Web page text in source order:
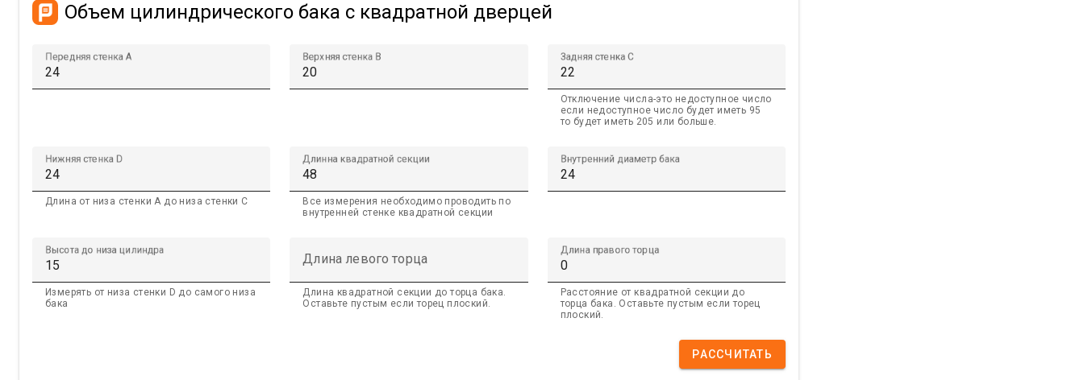
Объем цилиндрического бака с квадратной дверцей
Передняя стенка A Верхняя стенка B Задняя стенка C
Отключение числа-это недоступное число
если недоступное число будет иметь 95
то будет иметь 205 или больше.
Нижняя стенка D
Длина от низа стенки A до низа стенки C
Длинна квадратной секции
Все измерения необходимо проводить по
внутренней стенке квадратной секции
Внутренний диаметр бака
Высота до низа цилиндра
Измерять от низа стенки D до самого низа
бака
Длина левого торца
Длина квадратной секции до торца бака.
Оставьте пустым если торец плоский.
Длина правого торца
Расстояние от квадратной секции до
торца бака. Оставьте пустым если торец
плоский.
РАССЧИТАТЬ